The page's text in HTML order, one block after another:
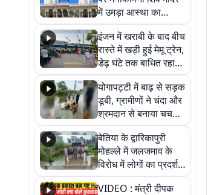
में उमड़ा आस्था का
सैलाब, हर-हर महादेव के
जयघोष से गूंजा परिसर
इंजन में खराबी के बाद बीच
रास्ते में खड़ी हुई मेमू ट्रेन,
डेढ़ घंटे तक बाधित रहा
आवागमन
योगापट्टी में बाढ़ से सड़क
डूबी, ग्रामीणों ने चंदा और
श्रमदान से बनाया चचरी
पुल
बेतिया के द्वारिकापुरी
मोहल्ले में जलजमाव के
विरोध में लोगों का प्रदर्शन,
स्थायी समाधान की मांग
VIDEO : मंत्री दीपक